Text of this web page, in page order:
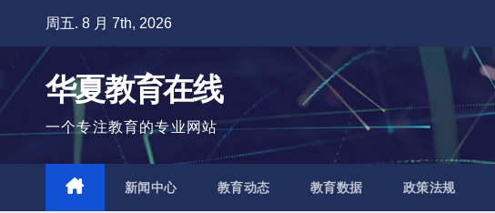
容
周五. 8 月 7th, 2026
华夏教育在线
一个专注教育的专业网站
新闻中心 教育动态 教育数据 政策法规